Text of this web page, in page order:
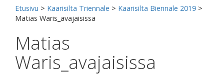
Etusivu > Kaarisilta Triennale > Kaarisilta Biennale 2019 >
Matias Waris_avajaisissa
Matias
Waris_avajaisissa